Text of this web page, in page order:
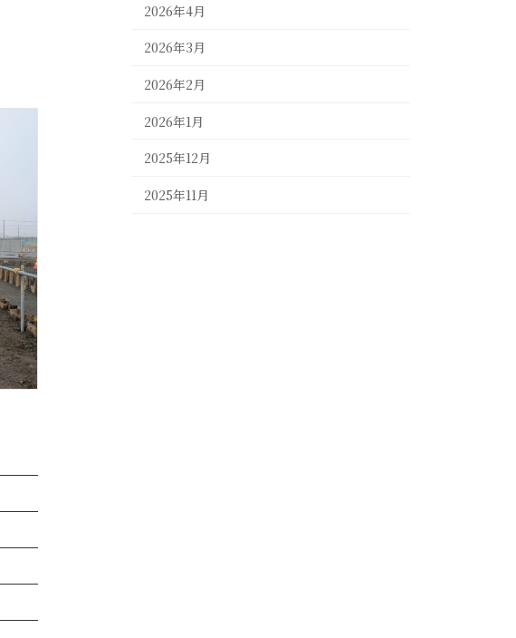
2026年4月
2026年3月
2026年2月
2026年1月
2025年12月
2025年11月